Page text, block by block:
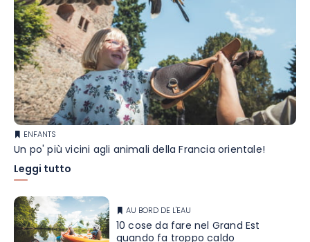
ENFANTS
Un po' più vicini agli animali della Francia orientale!
Leggi tutto
AU BORD DE L'EAU
10 cose da fare nel Grand Est
quando fa troppo caldo